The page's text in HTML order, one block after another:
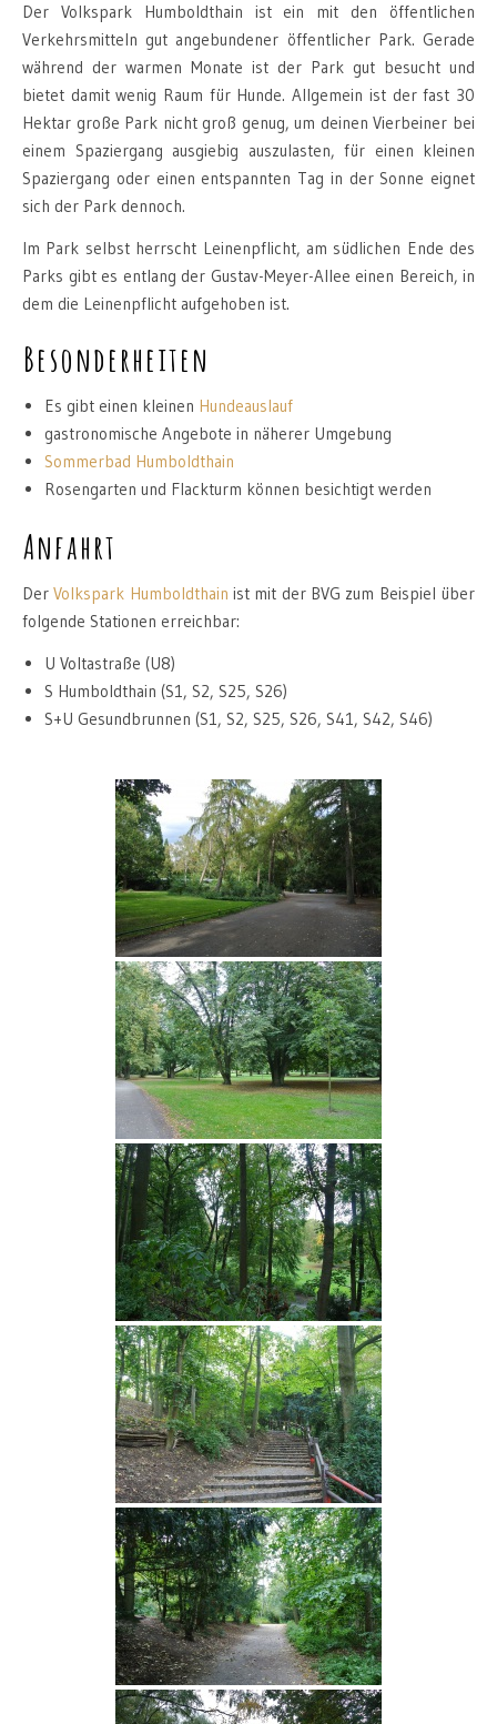
Der Volkspark Humboldthain ist ein mit den öffentlichen
Verkehrsmitteln gut angebundener öffentlicher Park. Gerade
während der warmen Monate ist der Park gut besucht und
bietet damit wenig Raum für Hunde. Allgemein ist der fast 30
Hektar große Park nicht groß genug, um deinen Vierbeiner bei
einem Spaziergang ausgiebig auszulasten, für einen kleinen
Spaziergang oder einen entspannten Tag in der Sonne eignet
sich der Park dennoch.
Im Park selbst herrscht Leinenpflicht, am südlichen Ende des
Parks gibt es entlang der Gustav-Meyer-Allee einen Bereich, in
dem die Leinenpflicht aufgehoben ist.
Besonderheiten
Es gibt einen kleinen Hundeauslauf
gastronomische Angebote in näherer Umgebung
Sommerbad Humboldthain
Rosengarten und Flackturm können besichtigt werden
Anfahrt
DerVolkspark Humboldthain ist mit der BVG zum Beispiel über
folgende Stationen erreichbar:
U Voltastraße (U8)
S Humboldthain (S1, S2, S25, S26)
S+U Gesundbrunnen (S1, S2, S25, S26, S41, S42, S46)